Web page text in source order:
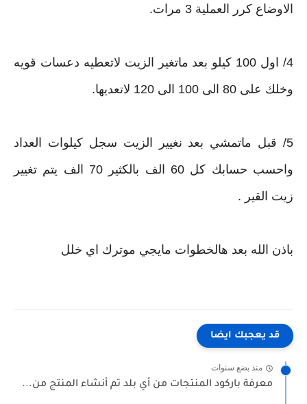
الاوضاع كرر العملية 3 مرات.
4/ اول 100 كيلو بعد ماتغير الزيت لاتعطيه دعسات قويه
وخلك على 80 الى 100 الى 120 لاتعديها.
5/ قبل ماتمشي بعد نغيير الزيت سجل كيلوات العداد
واحسب حسابك كل 60 الف بالكثير 70 الف يتم تغيير
زيت القير .
باذن الله بعد هالخطوات مايجي موترك اي خلل
قد يعجبك ايضا
منذ بضع سنوات
معرفة باركود المنتجات من أي بلد تم أنشاء المنتج من...